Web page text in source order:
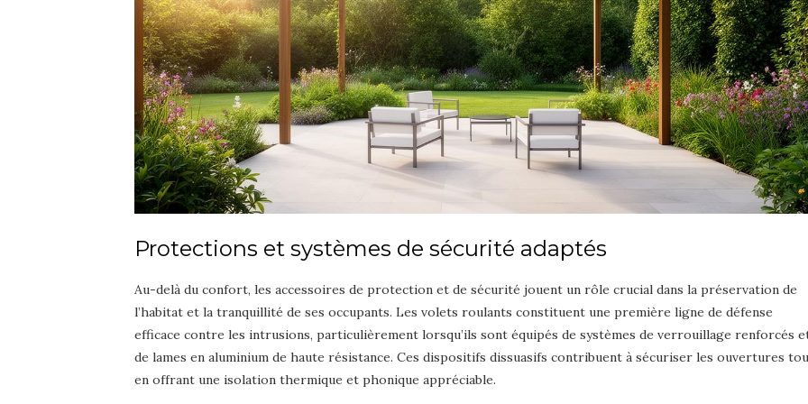
Protections et systèmes de sécurité adaptés
Au-delà du confort, les accessoires de protection et de sécurité jouent un rôle crucial dans la préservation de
l’habitat et la tranquillité de ses occupants. Les volets roulants constituent une première ligne de défense
efficace contre les intrusions, particulièrement lorsqu’ils sont équipés de systèmes de verrouillage renforcés
de lames en aluminium de haute résistance. Ces dispositifs dissuasifs contribuent à sécuriser les ouvertures
en offrant une isolation thermique et phonique appréciable.